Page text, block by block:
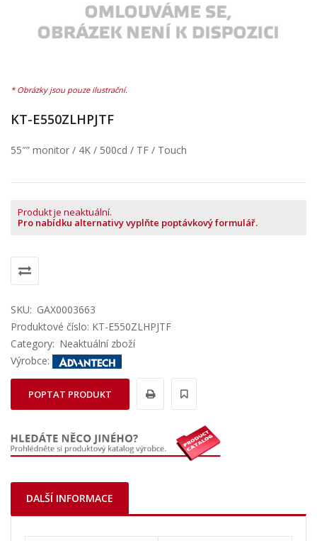
KT-E550ZLHPJTF
55″” monitor / 4K / 500cd / TF / Touch
Produkt je neaktuální.
Pro nabídku alternativy vyplňte poptávkový formulář.
SKU: GAX0003663
Produktové číslo: KT-E550ZLHPJTF
Category: Neaktuální zboží
Výrobce:
POPTAT PRODUKT
DALŠÍ INFORMACE